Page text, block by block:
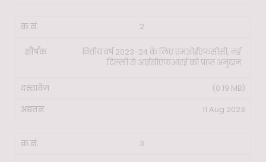
2
वित्तीय वर्ष 2023-24 के लिए एमओईएफसीसी, नई
दिल्ली से आईसीएफआरई को प्राप्त अनुदान
(0.19 MB)
11 Aug 2023
3